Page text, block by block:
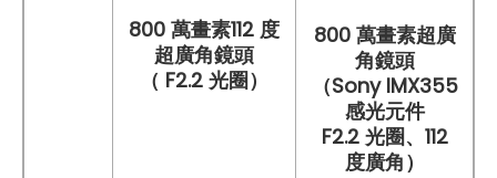
800 萬畫素112 度
超廣角鏡頭
（ F2.2 光圈）
800 萬畫素超廣
角鏡頭
（Sony IMX355
感光元件
F2.2 光圈、112
度廣角）